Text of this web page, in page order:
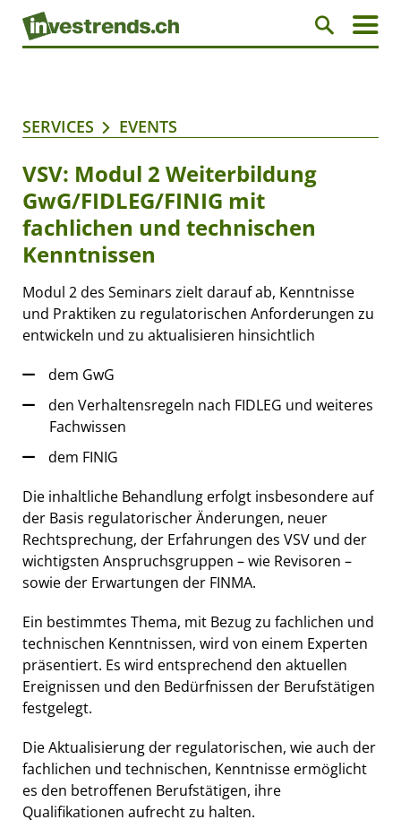
SERVICES EVENTS
VSV: Modul 2 Weiterbildung
GwG/FIDLEG/FINIG mit
fachlichen und technischen
Kenntnissen
Modul 2 des Seminars zielt darauf ab, Kenntnisse
und Praktiken zu regulatorischen Anforderungen zu
entwickeln und zu aktualisieren hinsichtlich
dem GwG
den Verhaltensregeln nach FIDLEG und weiteres
Fachwissen
dem FINIG
Die inhaltliche Behandlung erfolgt insbesondere auf
der Basis regulatorischer Änderungen, neuer
Rechtsprechung, der Erfahrungen des VSV und der
wichtigsten Anspruchsgruppen – wie Revisoren –
sowie der Erwartungen der FINMA.
Ein bestimmtes Thema, mit Bezug zu fachlichen und
technischen Kenntnissen, wird von einem Experten
präsentiert. Es wird entsprechend den aktuellen
Ereignissen und den Bedürfnissen der Berufstätigen
festgelegt.
Die Aktualisierung der regulatorischen, wie auch der
fachlichen und technischen, Kenntnisse ermöglicht
es den betroffenen Berufstätigen, ihre
Qualifikationen aufrecht zu halten.